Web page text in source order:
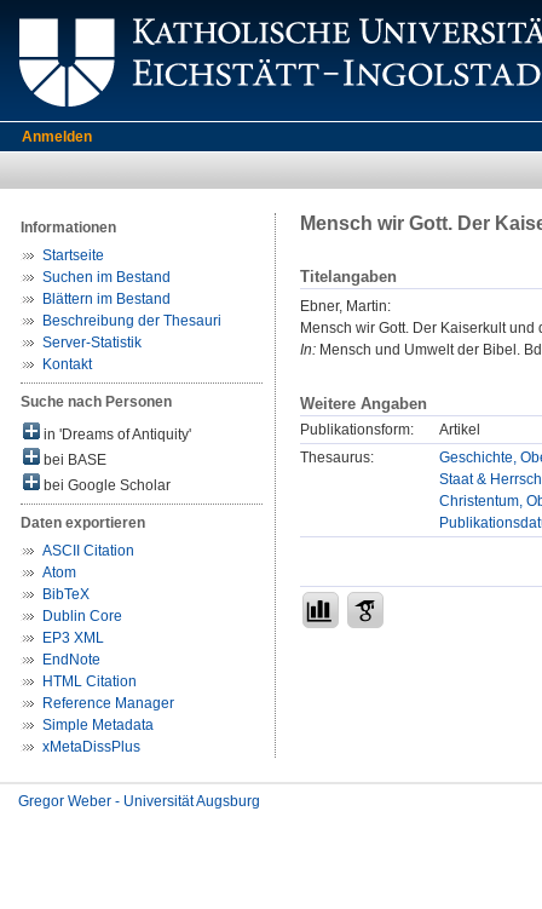
Anmelden
Informationen
Startseite
Suchen im Bestand
Blättern im Bestand
Beschreibung der Thesauri
Server-Statistik
Kontakt
Suche nach Personen
in 'Dreams of Antiquity'
bei BASE
bei Google Scholar
Daten exportieren
ASCII Citation
Atom
BibTeX
Dublin Core
EP3 XML
EndNote
HTML Citation
Reference Manager
Simple Metadata
xMetaDissPlus
Mensch wir Gott. Der
Titelangaben
Ebner, Martin:
Mensch wir Gott. Der Kaiserkult
In: Mensch und Umwelt der Bibel.
Weitere Angaben
Publikationsform:
Artikel
Thesaurus:
Geschichte,
Staat &
Christentum,
Gregor Weber - Universität Augsburg